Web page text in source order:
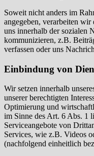
Soweit nicht anders im
angegeben, verarbeiten
uns innerhalb der sozialen
kommunizieren, z.B.
verfassen oder uns
Einbindung von
Wir setzen innerhalb
unserer berechtigten
Optimierung und
im Sinne des Art. 6 Abs. 1
Serviceangebote von
Services, wie z.B. Videos
(nachfolgend einheitlich